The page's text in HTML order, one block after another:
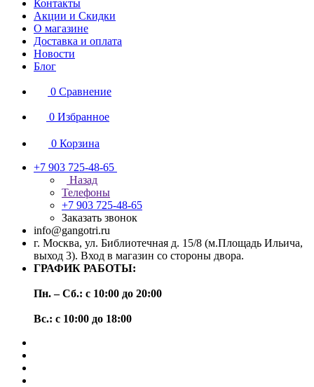
Контакты
Акции и Скидки
О магазине
Доставка и оплата
Новости
Блог
0 Сравнение
0 Избранное
0 Корзина
+7 903 725-48-65
Назад
Телефоны
+7 903 725-48-65
Заказать звонок
info@gangotri.ru
г. Москва, ул. Библиотечная д. 15/8 (м.Площадь Ильича,
выход 3). Вход в магазин со стороны двора.
ГРАФИК РАБОТЫ:
Пн. – Сб.: с 10:00 до 20:00
Вс.: с 10:00 до 18:00